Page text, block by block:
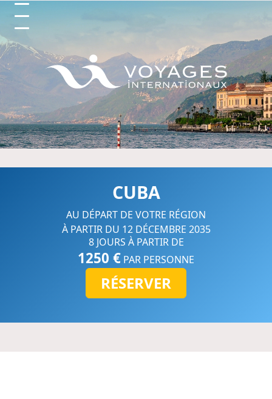
Circuits et Séjours en France,
CUBA
AU DÉPART DE VOTRE RÉGION
À PARTIR DU 12 DÉCEMBRE 2035
8 JOURS À PARTIR DE
1250 € PAR PERSONNE
RÉSERVER